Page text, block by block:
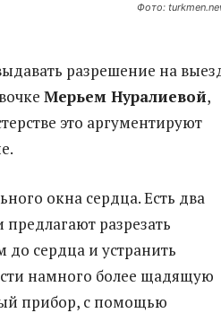
Фото:
разрешение на
Мерьем Нуралиевой,
это аргументируют
окна сердца. Есть два
разрезать
до сердца и устранить
намного более щадящую
прибор, с помощью